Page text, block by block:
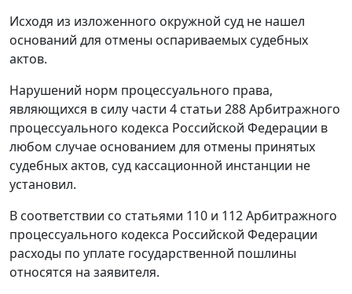
Исходя из изложенного окружной суд не нашел
оснований для отмены оспариваемых судебных
актов.
Нарушений норм процессуального права,
являющихся в силу части 4 статьи 288Арбитражного
процессуального кодекса Российской Федерации в
любом случае основанием для отмены принятых
судебных актов, суд кассационной инстанции не
установил.
В соответствии со статьями 110 и 112Арбитражного
процессуального кодекса Российской Федерации
расходы по уплате государственной пошлины
относятся на заявителя.